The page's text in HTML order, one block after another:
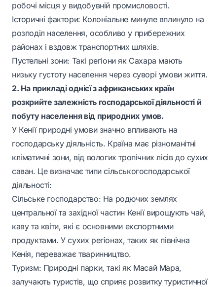
робочі місця у видобувній промисловості.
Історичні фактори: Колоніальне минуле вплинуло на
розподіл населення, особливо у прибережних
районах і вздовж транспортних шляхів.
Пустельні зони: Такі регіони як Сахара мають
низьку густоту населення через суворі умови життя.
2. На прикладі однієї з африканських країн
розкрийте залежність господарської діяльності й
побуту населення від природних умов.
У Кенії природні умови значно впливають на
господарську діяльність. Країна має різноманітні
кліматичні зони, від вологих тропічних лісів до сухих
саван. Це визначає типи сільськогосподарської
діяльності:
Сільське господарство: На родючих землях
центральної та західної частин Кенії вирощують чай,
каву та квіти, які є основними експортними
продуктами. У сухих регіонах, таких як північна
Кенія, переважає тваринництво.
Туризм: Природні парки, такі як Масай Мара,
залучають туристів, що сприяє розвитку туристичної